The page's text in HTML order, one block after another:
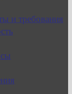
и требования